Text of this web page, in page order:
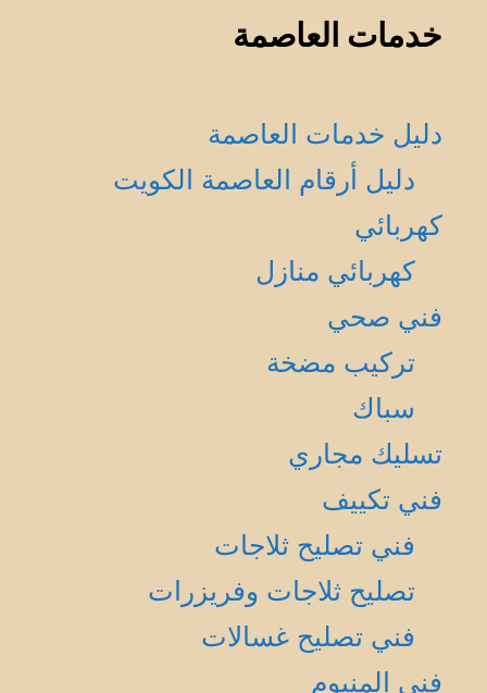
خدمات العاصمة
دليل خدمات العاصمة
دليل أرقام العاصمة الكويت
كهربائي
كهربائي منازل
فني صحي
تركيب مضخة
سباك
تسليك مجاري
فني تكييف
فني تصليح ثلاجات
تصليح ثلاجات وفريزرات
فني تصليح غسالات
فني المنيوم